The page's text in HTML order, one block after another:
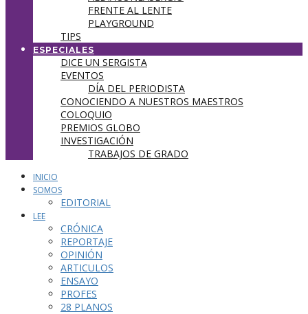
FRENTE AL LENTE
PLAYGROUND
TIPS
ESPECIALES
DICE UN SERGISTA
EVENTOS
DÍA DEL PERIODISTA
CONOCIENDO A NUESTROS MAESTROS
COLOQUIO
PREMIOS GLOBO
INVESTIGACIÓN
TRABAJOS DE GRADO
INICIO
SOMOS
EDITORIAL
LEE
CRÓNICA
REPORTAJE
OPINIÓN
ARTICULOS
ENSAYO
PROFES
28 PLANOS